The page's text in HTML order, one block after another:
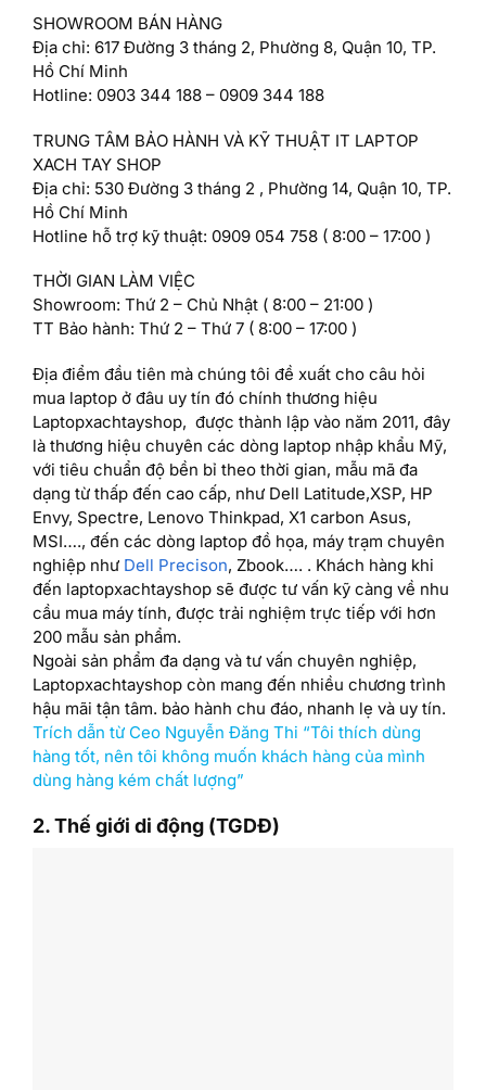
SHOWROOM BÁN HÀNG
Địa chỉ: 617 Đường 3 tháng 2, Phường 8, Quận 10, TP.
Hồ Chí Minh
Hotline: 0903 344 188 – 0909 344 188
TRUNG TÂM BẢO HÀNH VÀ KỸ THUẬT IT LAPTOP
XACH TAY SHOP
Địa chỉ: 530 Đường 3 tháng 2 , Phường 14, Quận 10, TP.
Hồ Chí Minh
Hotline hỗ trợ kỹ thuật: 0909 054 758 ( 8:00 – 17:00 )
THỜI GIAN LÀM VIỆC
Showroom: Thứ 2 – Chủ Nhật ( 8:00 – 21:00 )
TT Bảo hành: Thứ 2 – Thứ 7 ( 8:00 – 17:00 )
Địa điểm đầu tiên mà chúng tôi đề xuất cho câu hỏi
mua laptop ở đâu uy tín đó chính thương hiệu
Laptopxachtayshop, được thành lập vào năm 2011, đây
là thương hiệu chuyên các dòng laptop nhập khẩu Mỹ,
với tiêu chuẩn độ bền bỉ theo thời gian, mẫu mã đa
dạng từ thấp đến cao cấp, như Dell Latitude,XSP, HP
Envy, Spectre, Lenovo Thinkpad, X1 carbon Asus,
MSI…., đến các dòng laptop đồ họa, máy trạm chuyên
nghiệp như Dell Precison, Zbook…. . Khách hàng khi
đến laptopxachtayshop sẽ được tư vấn kỹ càng về nhu
cầu mua máy tính, được trải nghiệm trực tiếp với hơn
200 mẫu sản phẩm.
Ngoài sản phẩm đa dạng và tư vấn chuyên nghiệp,
Laptopxachtayshop còn mang đến nhiều chương trình
hậu mãi tận tâm. bảo hành chu đáo, nhanh lẹ và uy tín.
Trích dẫn từ Ceo Nguyễn Đăng Thi “Tôi thích dùng
hàng tốt, nên tôi không muốn khách hàng của mình
dùng hàng kém chất lượng”
2. Thế giới di động (TGDĐ)